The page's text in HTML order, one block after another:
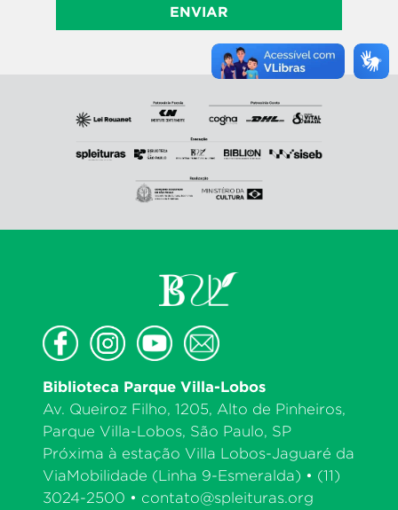
ENVIAR
Biblioteca Parque Villa-Lobos
Av. Queiroz Filho, 1205, Alto de Pinheiros,
Parque Villa-Lobos, São Paulo, SP
Próxima à estação Villa Lobos-Jaguaré da
ViaMobilidade (Linha 9-Esmeralda) • (11)
3024-2500 • contato@spleituras.org